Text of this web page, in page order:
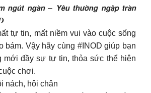
𝙣𝙜𝙪́𝙩 𝙣𝙜𝙖̀𝙣 – 𝙔𝙚̂𝙪 𝙩𝙝𝙪̛𝙤̛̀𝙣𝙜 𝙣𝙜𝙖̣̂𝙥 𝙩𝙧𝙖̀𝙣
tự tin, mất niềm vui vào cuộc sống
bám. Vậy hãy cùng #INOD giúp bạn
mới đầy sự tự tin, thỏa sức thể hiện
chơi.
nách, hôi chân